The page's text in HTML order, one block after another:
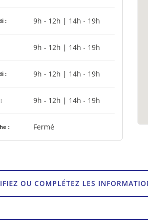
: 9h - 12h | 14h - 19h
9h - 12h | 14h - 19h
: 9h - 12h | 14h - 19h
9h - 12h | 14h - 19h
: Fermé
OU COMPLÉTEZ LES